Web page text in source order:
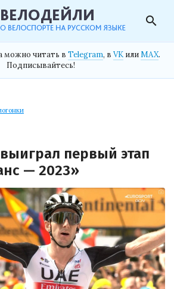
search
можно читать в Telegram, в VK илиMAX.
Подписывайтесь!
первый этап
— 2023»